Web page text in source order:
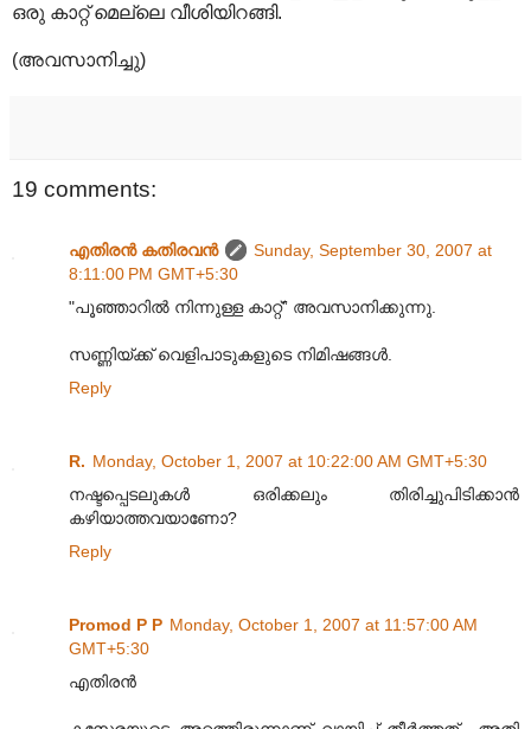
ഒരു കാറ്റ് മെല്ലെ വീശിയിറങ്ങി.
(അവസാനിച്ചു)
19 comments:
എതിരന്‍ കതിരവന്‍
Sunday, September 30, 2007 at
8:11:00 PM GMT+5:30
"പൂഞ്ഞാറില്‍ നിന്നുള്ള കാറ്റ്” അവസാനിക്കുന്നു.
സണ്ണിയ്ക്ക് വെളിപാടുകളുടെ നിമിഷങ്ങള്‍.
Reply
R. Monday, October 1, 2007 at 10:22:00 AM GMT+5:30
നഷ്ടപ്പെടലുകള്‍ ഒരിക്കലും തിരിച്ചുപിടിക്കാന്‍
കഴിയാത്തവയാണോ?
Reply
Promod P P Monday, October 1, 2007 at 11:57:00 AM
GMT+5:30
എതിരന്‍